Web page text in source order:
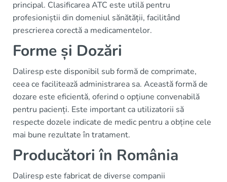
principal. Clasificarea ATC este utilă pentru
profesioniștii din domeniul sănătății, facilitând
prescrierea corectă a medicamentelor.
Forme și Dozări
Daliresp este disponibil sub formă de comprimate,
ceea ce facilitează administrarea sa. Această formă de
dozare este eficientă, oferind o opțiune convenabilă
pentru pacienți. Este important ca utilizatorii să
respecte dozele indicate de medic pentru a obține cele
mai bune rezultate în tratament.
Producători în România
Daliresp este fabricat de diverse companii